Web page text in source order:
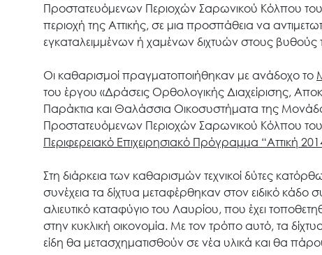
Προστατευόμενων Περιοχών Σαρωνικού Κόλπου
περιοχή της Αττικής, σε μια προσπάθεια να
εγκαταλειμμένων ή χαμένων διχτυών στους
Οι καθαρισμοί πραγματοποιήθηκαν με ανάδοχο το
του έργου «Δράσεις Ορθολογικής Διαχείρισης,
Παράκτια και Θαλάσσια Οικοσυστήματα της
Προστατευόμενων Περιοχών Σαρωνικού Κόλπου
Περιφερειακό Επιχειρησιακό Πρόγραμμα “Αττική
Στη διάρκεια των καθαρισμών τεχνικοί δύτες
συνέχεια τα δίχτυα μεταφέρθηκαν στον ειδικό
αλιευτικό καταφύγιο του Λαυρίου, που έχει
στην κυκλική οικονομία. Με τον τρόπο αυτό, τα
είδη θα μετασχηματισθούν σε νέα υλικά και θα